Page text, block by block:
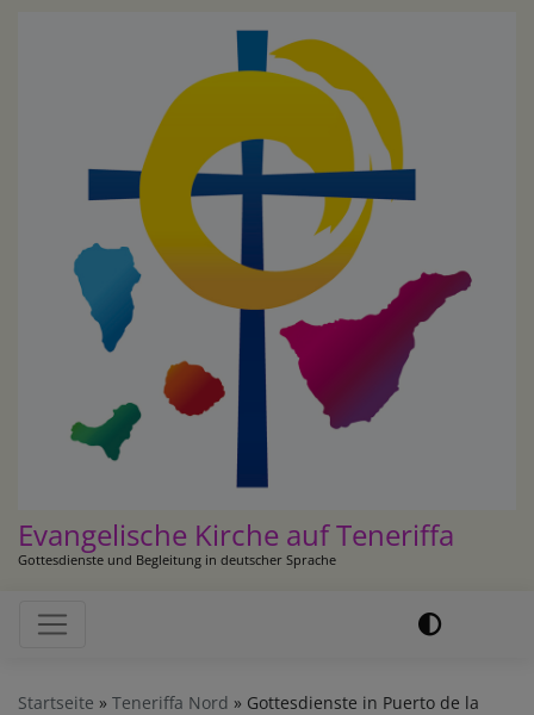
Evangelische Kirche auf Teneriffa
Gottesdienste und Begleitung in deutscher Sprache
Hauptnavigation
Startseite Teneriffa Nord
Gottesdienste in Puerto de la